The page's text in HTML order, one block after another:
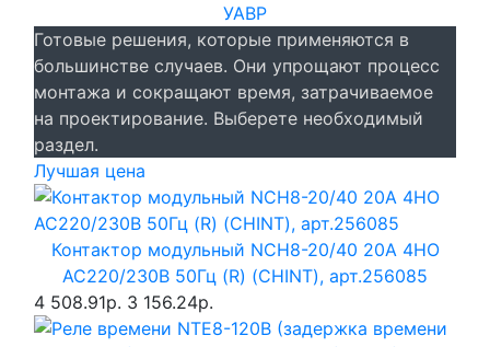
УАВР
Готовые решения, которые применяются в
большинстве случаев. Они упрощают процесс
монтажа и сокращают время, затрачиваемое
на проектирование. Выберете необходимый
раздел.
Лучшая цена
Контактор модульный NCH8-20/40 20A 4НО
AC220/230В 50Гц (R) (CHINT), арт.256085
4 508.91р. 3 156.24р.